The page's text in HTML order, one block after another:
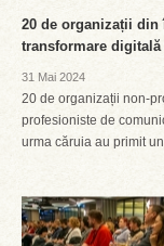
20 de organizații din
transformare digitală
31 Mai 2024
20 de organizații non-
profesioniste de
urma căruia au primit